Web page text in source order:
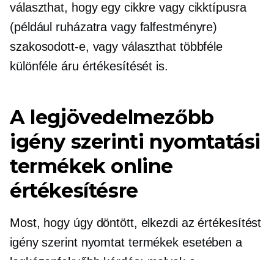
választhat, hogy egy cikkre vagy cikktípusra
(például ruházatra vagy falfestményre)
szakosodott-e, vagy választhat többféle
különféle áru értékesítését is.
A legjövedelmezőbb
igény szerinti nyomtatási
termékek online
értékesítésre
Most, hogy úgy döntött, elkezdi az értékesítést
igény szerint nyomtattermékek esetében a